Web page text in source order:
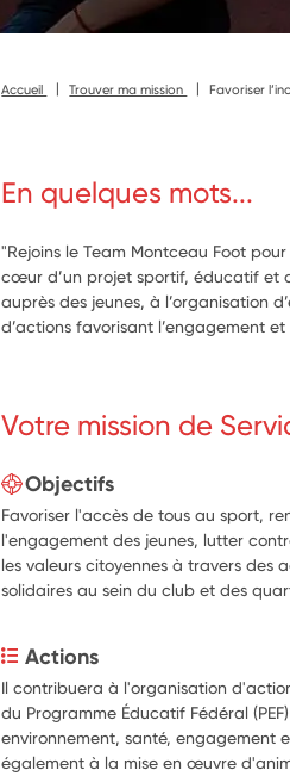
Accueil Trouver ma mission Favoriser
En quelques mots...
"Rejoins le Team Montceau Foot
cœur d’un projet sportif, éducatif et
auprès des jeunes, à l’organisation
d’actions favorisant l’engagement
Votre mission de
Objectifs
Favoriser l'accès de tous au sport,
l'engagement des jeunes, lutter
les valeurs citoyennes à travers des
solidaires au sein du club et des
Actions
Il contribuera à l'organisation
du Programme Éducatif Fédéral
environnement, santé, engagement
également à la mise en œuvre